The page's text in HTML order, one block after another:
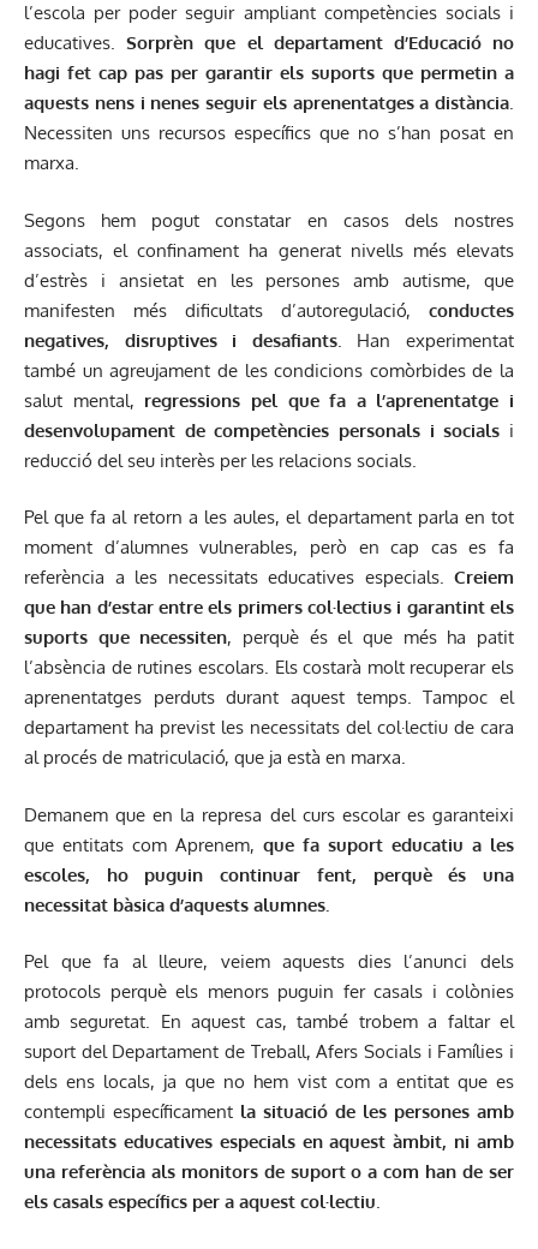
l’escola per poder seguir ampliant competències socials i
educatives.Sorprèn que el departament d’Educació no
hagi fet cap pas per garantir els suports que permetin a
aquests nens i nenes seguir els aprenentatges a distància.
Necessiten uns recursos específics que no s’han posat en
marxa.
Segons hem pogut constatar en casos dels nostres
associats, el confinament ha generat nivells més elevats
d’estrès i ansietat en les persones amb autisme, que
manifesten més dificultats d’autoregulació, conductes
negatives, disruptives i desafiants. Han experimentat
també un agreujament de les condicions comòrbides de la
salut mental, regressions pel que fa a l’aprenentatge i
desenvolupament de competències personals i socials i
reducció del seu interès per les relacions socials.
Pel que fa al retorn a les aules, el departament parla en tot
moment d’alumnes vulnerables, però en cap cas es fa
referència a les necessitats educatives especials. Creiem
que han d’estar entre els primers col·lectius i garantint els
suports que necessiten, perquè és el que més ha patit
l’absència de rutines escolars. Els costarà molt recuperar els
aprenentatges perduts durant aquest temps. Tampoc el
departament ha previst les necessitats del col·lectiu de cara
al procés de matriculació, que ja està en marxa.
Demanem que en la represa del curs escolar es garanteixi
que entitats com Aprenem, que fa suport educatiu a les
escoles, ho puguin continuar fent, perquè és una
necessitat bàsica d’aquests alumnes.
Pel que fa al lleure, veiem aquests dies l’anunci dels
protocols perquè els menors puguin fer casals i colònies
amb seguretat. En aquest cas, també trobem a faltar el
suport del Departament de Treball, Afers Socials i Famílies i
dels ens locals, ja que no hem vist com a entitat que es
contempli específicament la situació de les persones amb
necessitats educatives especials en aquest àmbit, ni amb
una referència als monitors de suport o a com han de ser
els casals específics per a aquest col·lectiu.